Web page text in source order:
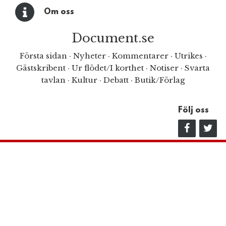
Om oss
Document.se
Första sidan· Nyheter· Kommentarer· Utrikes ·
Gästskribent · Ur flödet/I korthet · Notiser · Svarta
tavlan · Kultur · Debatt · Butik/Förlag
Följ oss